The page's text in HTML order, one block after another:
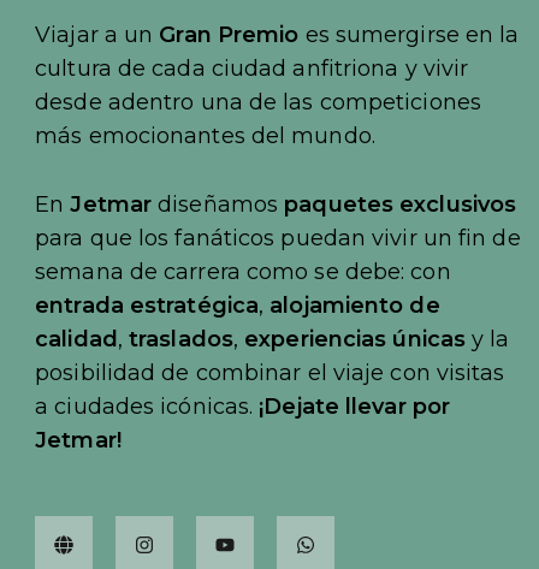
Viajar a un Gran Premio es sumergirse en la
cultura de cada ciudad anfitriona y vivir
desde adentro una de las competiciones
más emocionantes del mundo.
EnJetmar diseñamos paquetes exclusivos
para que los fanáticos puedan vivir un fin de
semana de carrera como se debe: con
entrada estratégica, alojamiento de
calidad ,traslados, experiencias únicas y la
posibilidad de combinar el viaje con visitas
a ciudades icónicas. ¡Dejate llevar por
Jetmar!
G
l
o
I
n
Y
o
W
h